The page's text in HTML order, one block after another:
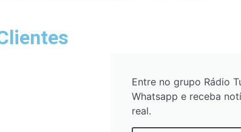
Entre no grupo Rádio
Whatsapp e receba
real.